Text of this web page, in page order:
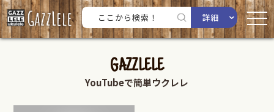
詳細
GAZZLELE
YouTubeで簡単ウクレレ